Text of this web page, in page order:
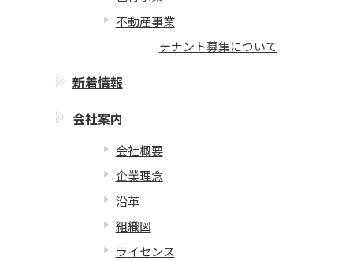
不動産事業
テナント募集について
新着情報
会社案内
会社概要
企業理念
沿革
組織図
ライセンス